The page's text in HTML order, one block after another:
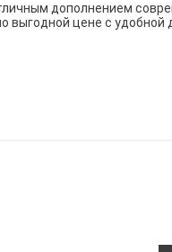
дополнением
выгодной цене с удобной